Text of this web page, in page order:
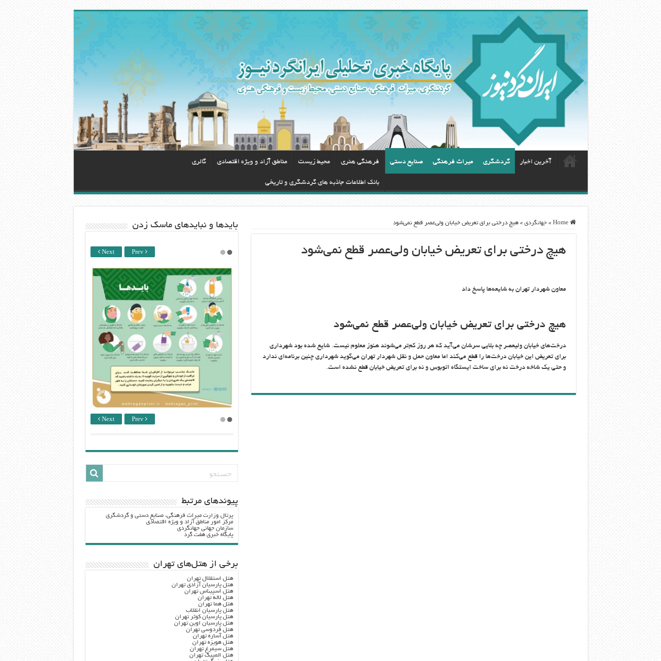
آخرین اخبار گردشگری ميراث فرهنگی صنایع دستی فرهنگی هنری محيط زيست مناطق آزاد و ویژه اقتصادی گالری
بانک اطلاعات جاذبه های گردشگری و تاریخی
Home
» جهانگردی » هیچ درختی برای تعریض خیابان ولی‌عصر قطع نمی‌شود
هیچ درختی برای تعریض خیابان ولی‌عصر قطع نمی‌شود
معاون شهردار تهران به شایعه‌ها پاسخ داد
هیچ درختی برای تعریض خیابان ولی‌عصر قطع نمی‌شود
درخت‌های خیابان ولیعصر چه بلایی سرشان می‌آید که هر روز کم‌تر می‌شوند هنوز معلوم نیست. شایع شده بود شهرداری
برای تعریض این خیابان درخت‌ها را قطع می‌کند اما معاون حمل و نقل شهردار تهران می‌گوید شهرداری چنین برنامه‌ای ندارد
و حتی یک شاخه درخت نه برای ساخت ایستگاه اتوبوس و نه برای تعریض خیابان قطع نشده است.
باید‌ها و نبایدهای ماسک زدن
Next Prev
Next Prev
پيوندهاي مرتبط
پرتال وزارت ميراث فرهنگي، صنایع دستی و گردشگري
مرکز امور مناطق آزاد و ویژه اقتصادی
سازمان جهانی جهانگردی
پایگاه خبری هفت گرد
برخی از هتل‌های تهران
هتل استقلال تهران
هتل پارسیان آزادی تهران
هتل اسپیناس تهران
هتل لاله تهران
هتل هما تهران
هتل پارسیان انقلاب
هتل پارسیان کوثر تهران
هتل پارسیان اوین تهران
هتل فردوسی تهران
هتل آساره تهران
هتل هویزه تهران
هتل سیمرغ تهران
هتل المپیک تهران